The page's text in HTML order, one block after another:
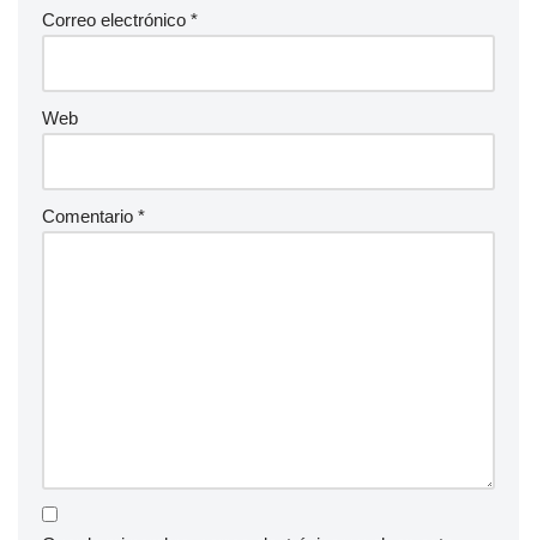
Correo electrónico *
Web
Comentario *